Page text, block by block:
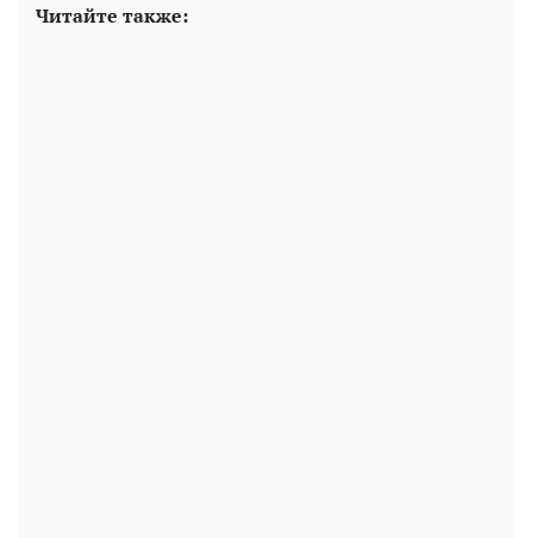
Читайте также: